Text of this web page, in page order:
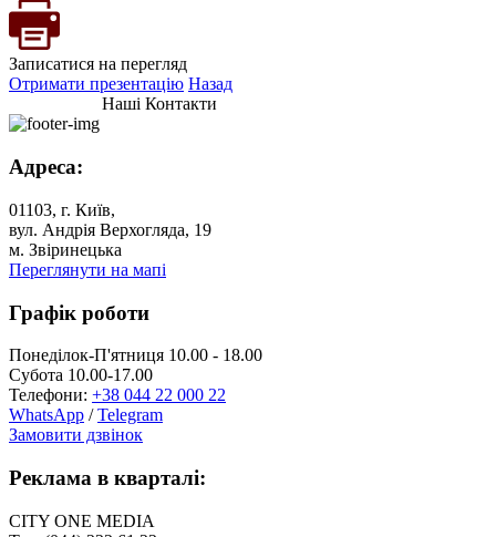
Записатися на перегляд
Отримати презентацію Назад
Наші Контакти
Адреса:
01103, г. Київ,
вул. Андрія Верхогляда, 19
м. Звіринецька
Переглянути на мапі
Графік роботи
Понеділок-П'ятниця 10.00 - 18.00
Субота 10.00-17.00
Телефони: +38 044 22 000 22
WhatsApp /Telegram
Замовити дзвінок
Реклама в кварталі:
CITY ONE MEDIA